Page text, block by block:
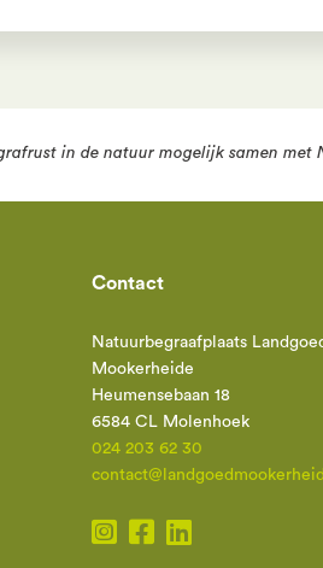
in de natuur mogelijk samen met
Contact
Natuurbegraafplaats
Mookerheide
Heumensebaan 18
6584 CL Molenhoek
024 203 62 30